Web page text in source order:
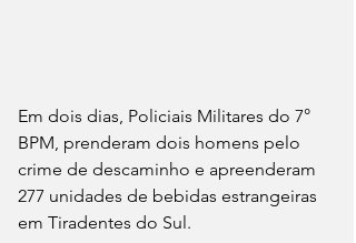
Em dois dias, Policiais Militares do 7°
BPM, prenderam dois homens pelo
crime de descaminho e apreenderam
277 unidades de bebidas estrangeiras
em Tiradentes do Sul.